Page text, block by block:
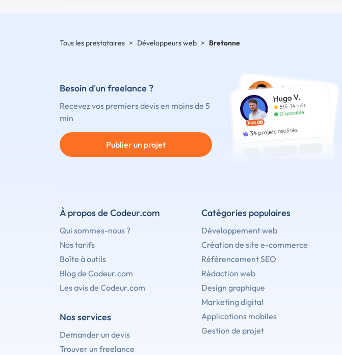
Tous les prestataires > Développeurs web > Bretonne
Besoin d'un freelance ?
Recevez vos premiers devis en moins de 5
min
Publier un projet
À propos de Codeur.com
Qui sommes-nous ?
Nos tarifs
Boîte à outils
Blog de Codeur.com
Les avis de Codeur.com
Nos services
Demander un devis
Trouver un freelance
Catégories populaires
Développement web
Création de site e-commerce
Référencement SEO
Rédaction web
Design graphique
Marketing digital
Applications mobiles
Gestion de projet